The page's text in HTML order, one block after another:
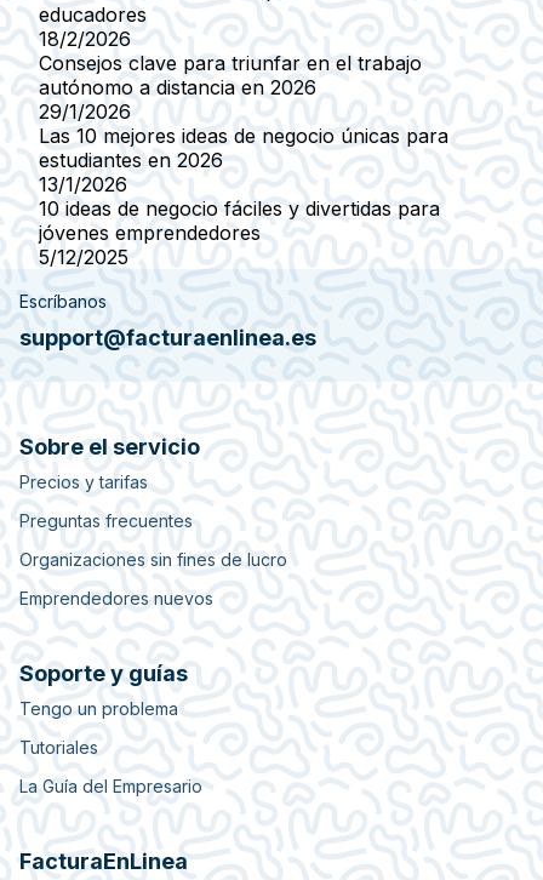
educadores
18/2/2026
Consejos clave para triunfar en el trabajo
autónomo a distancia en 2026
29/1/2026
Las 10 mejores ideas de negocio únicas para
estudiantes en 2026
13/1/2026
10 ideas de negocio fáciles y divertidas para
jóvenes emprendedores
5/12/2025
Escríbanos
support@facturaenlinea.es
Sobre el servicio
Precios y tarifas
Preguntas frecuentes
Organizaciones sin fines de lucro
Emprendedores nuevos
Soporte y guías
Tengo un problema
Tutoriales
La Guía del Empresario
FacturaEnLinea